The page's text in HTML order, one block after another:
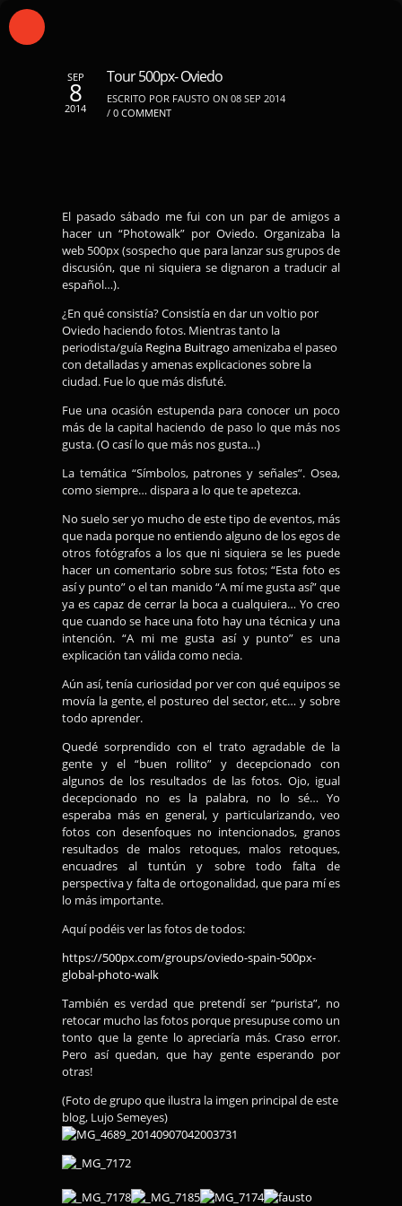
SEP
8
2014
Tour 500px- Oviedo
ESCRITO POR FAUSTO ON 08 SEP 2014
/ 0 COMMENT
El pasado sábado me fui con un par de amigos a
hacer un “Photowalk” por Oviedo. Organizaba la
web 500px (sospecho que para lanzar sus grupos de
discusión, que ni siquiera se dignaron a traducir al
español…).
¿En qué consistía? Consistía en dar un voltio por
Oviedo haciendo fotos. Mientras tanto la
periodista/guía Regina Buitrago amenizaba el paseo
con detalladas y amenas explicaciones sobre la
ciudad. Fue lo que más disfuté.
Fue una ocasión estupenda para conocer un poco
más de la capital haciendo de paso lo que más nos
gusta. (O casí lo que más nos gusta…)
La temática “Símbolos, patrones y señales”. Osea,
como siempre… dispara a lo que te apetezca.
No suelo ser yo mucho de este tipo de eventos, más
que nada porque no entiendo alguno de los egos de
otros fotógrafos a los que ni siquiera se les puede
hacer un comentario sobre sus fotos; “Esta foto es
así y punto” o el tan manido “A mí me gusta así” que
ya es capaz de cerrar la boca a cualquiera… Yo creo
que cuando se hace una foto hay una técnica y una
intención. “A mi me gusta así y punto” es una
explicación tan válida como necia.
Aún así, tenía curiosidad por ver con qué equipos se
movía la gente, el postureo del sector, etc… y sobre
todo aprender.
Quedé sorprendido con el trato agradable de la
gente y el “buen rollito” y decepcionado con
algunos de los resultados de las fotos. Ojo, igual
decepcionado no es la palabra, no lo sé… Yo
esperaba más en general, y particularizando, veo
fotos con desenfoques no intencionados, granos
resultados de malos retoques, malos retoques,
encuadres al tuntún y sobre todo falta de
perspectiva y falta de ortogonalidad, que para mí es
lo más importante.
Aquí podéis ver las fotos de todos:
https://500px.com/groups/oviedo-spain-500px-
global-photo-walk
También es verdad que pretendí ser “purista”, no
retocar mucho las fotos porque presupuse como un
tonto que la gente lo apreciaría más. Craso error.
Pero así quedan, que hay gente esperando por
otras!
(Foto de grupo que ilustra la imgen principal de este
blog, Lujo Semeyes)